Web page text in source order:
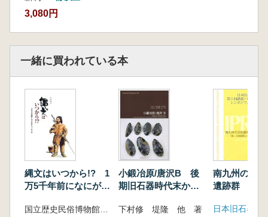
[第4部] 分析・考察
第1章 岩陰の形成過程と遺跡の堆積環境 橋本
真紀夫・矢作健二
第2章 上黒岩遺跡1群土器 小林謙一
第3章 上黒岩遺跡出土繊維土器のレプリカ法
による観察 丑野 毅
第4章 上黒岩遺跡出土石器 綿貫俊一
第5章 上黒岩遺跡出土石器石材 橋本真紀夫・
矢作健二
第6章 上黒岩遺跡石偶・線刻礫と子安貝 春成
秀爾
第7章 上黒岩遺跡出土の赤色物
志賀智史・本田光子
第8章 上黒岩遺跡の炭化材・貝類の炭素14年
代測定 小林謙一・遠部 慎
3,080円
一緒に買われている本
縄文はいつから!? 1
万5千年前になにがお
小鍛冶原/唐沢B 後
期旧石器時代末から
けての移行期の石器
下村修 堤隆 他 著
南九州の旧
遺跡群 「南
日本旧石器学